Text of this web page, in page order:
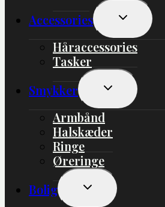
Accessories
Skift
Undermenu
Håraccessories
Tasker
Smykker
Skift
Undermenu
Armbånd
Halskæder
Ringe
Øreringe
Bolig
Skift
Undermenu